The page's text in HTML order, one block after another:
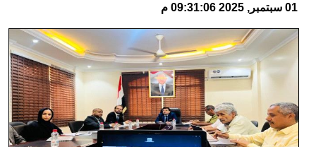
01 سبتمبر, 2025 09:31:06 م